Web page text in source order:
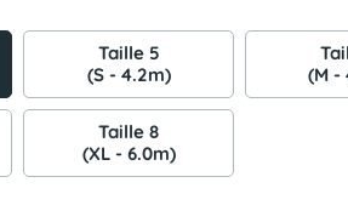
Taille 5
(S - 4.2m)
(M -
Taille 8
(XL - 6.0m)